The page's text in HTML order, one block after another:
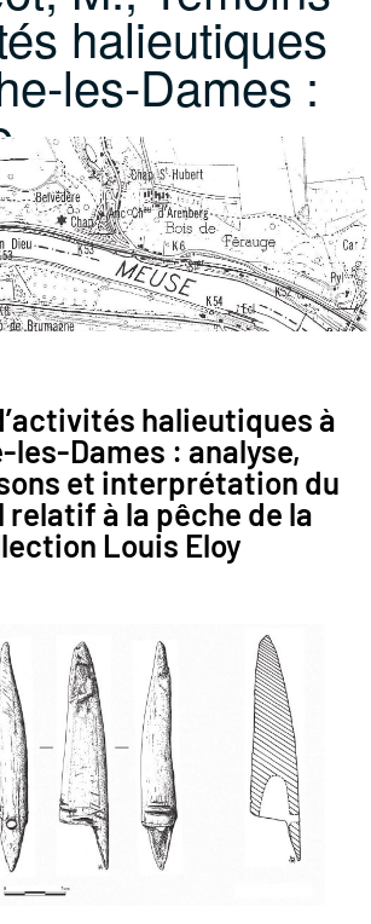
halieutiques
les-Dames :
halieutiques à
les-Dames : analyse,
et interprétation du
à la pêche de la
Louis Eloy